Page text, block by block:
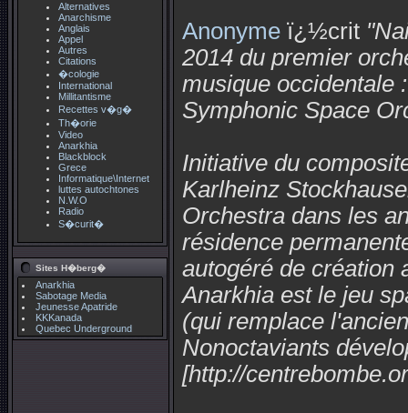
Alternatives
Anarchisme
Anglais
Appel
Autres
Citations
�cologie
International
Millitantisme
Recettes v�g�
Th�orie
Video
Anarkhia
Blackblock
Grece
Informatique\Internet
luttes autochtones
N.W.O
Radio
S�curit�
Sites H�berg�
Anarkhia
Sabotage Media
Jeunesse Apatride
KKKanada
Quebec Underground
Anonyme ï¿½crit
2014 du premier
musique occidentale
Symphonic Space
Initiative du
Karlheinz
Orchestra dans les
résidence
autogéré de création
Anarkhia est le jeu
(qui remplace
Nonoctaviants
[http://